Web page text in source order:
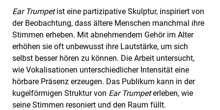
Ear Trumpetist eine partizipative Skulptur, inspiriert von
der Beobachtung, dass ältere Menschen manchmal ihre
Stimmen erheben. Mit abnehmendem Gehör im Alter
erhöhen sie oft unbewusst ihre Lautstärke, um sich
selbst besser hören zu können. Die Arbeit untersucht,
wie Vokalisationen unterschiedlicher Intensität eine
hörbare Präsenz erzeugen. Das Publikum kann in der
kugelförmigen Struktur von Ear Trumpeterleben, wie
seine Stimmen resoniert und den Raum füllt.